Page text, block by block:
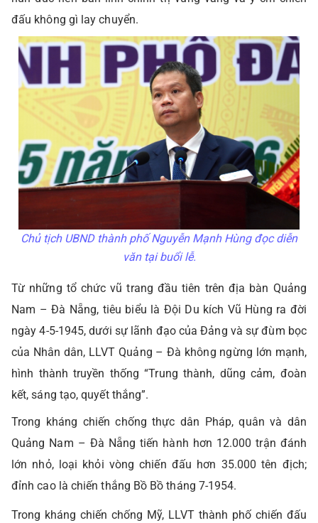
đấu không gì lay chuyển.
Chủ tịch UBND thành phố Nguyễn Mạnh Hùng đọc diễn
văn tại buổi lễ.
Từ những tổ chức vũ trang đầu tiên trên địa bàn Quảng
Nam – Đà Nẵng, tiêu biểu là Đội Du kích Vũ Hùng ra đời
ngày 4-5-1945, dưới sự lãnh đạo của Đảng và sự đùm bọc
của Nhân dân, LLVT Quảng – Đà không ngừng lớn mạnh,
hình thành truyền thống “Trung thành, dũng cảm, đoàn
kết, sáng tạo, quyết thắng”.
Trong kháng chiến chống thực dân Pháp, quân và dân
Quảng Nam – Đà Nẵng tiến hành hơn 12.000 trận đánh
lớn nhỏ, loại khỏi vòng chiến đấu hơn 35.000 tên địch;
đỉnh cao là chiến thắng Bồ Bồ tháng 7-1954.
Trong kháng chiến chống Mỹ, LLVT thành phố chiến đấu